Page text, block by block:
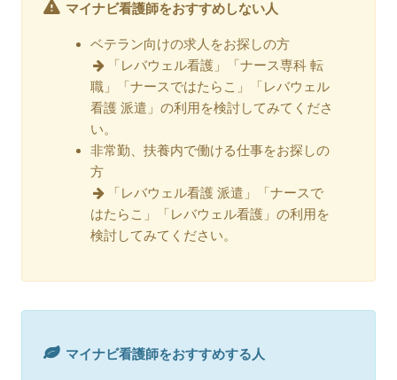
マイナビ看護師をおすすめしない人
ベテラン向けの求人をお探しの方
「レバウェル看護」「ナース専科 転
職」「ナースではたらこ」「レバウェル
看護 派遣」の利用を検討してみてくださ
い。
非常勤、扶養内で働ける仕事をお探しの
方
「レバウェル看護 派遣」「ナースで
はたらこ」「レバウェル看護」の利用を
検討してみてください。
マイナビ看護師をおすすめする人